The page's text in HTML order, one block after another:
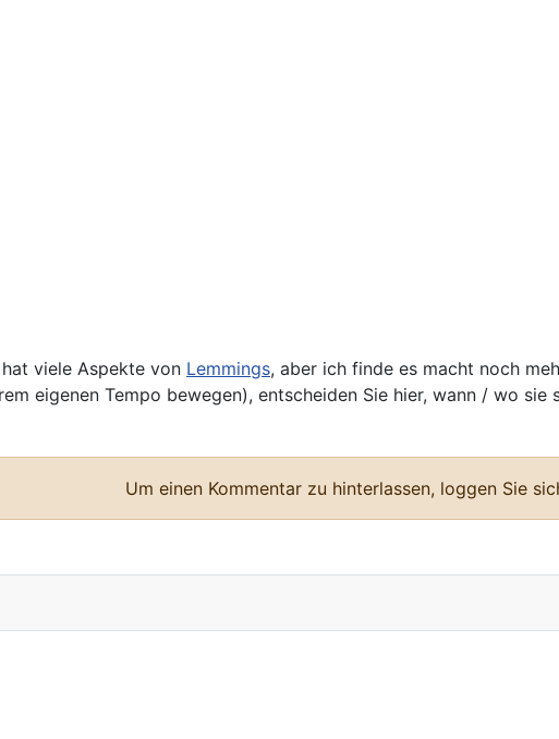
viele Aspekte von Lemmings, aber ich finde es macht noch
eigenen Tempo bewegen), entscheiden Sie hier, wann / wo sie
Um einen Kommentar zu hinterlassen, loggen Sie